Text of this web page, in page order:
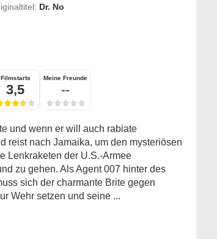
Dr. No
Filmstarts
3,5
Meine Freunde
--
und wenn er will auch rabiate
reist nach Jamaika, um den mysteriösen
Lenkraketen der U.S.-Armee
zu gehen. Als Agent 007 hinter des
sich der charmante Brite gegen
Wehr setzen und seine ...